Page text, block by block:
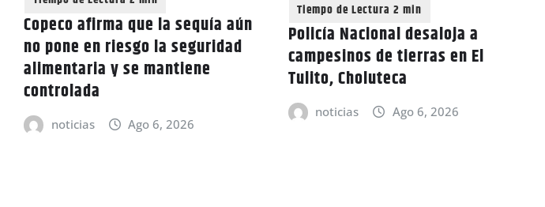
Copeco afirma que la sequía aún
no pone en riesgo la seguridad
alimentaria y se mantiene
controlada
noticias Ago 6, 2026
Policía Nacional desaloja a
campesinos de tierras en El
Tulito, Choluteca
noticias Ago 6, 2026